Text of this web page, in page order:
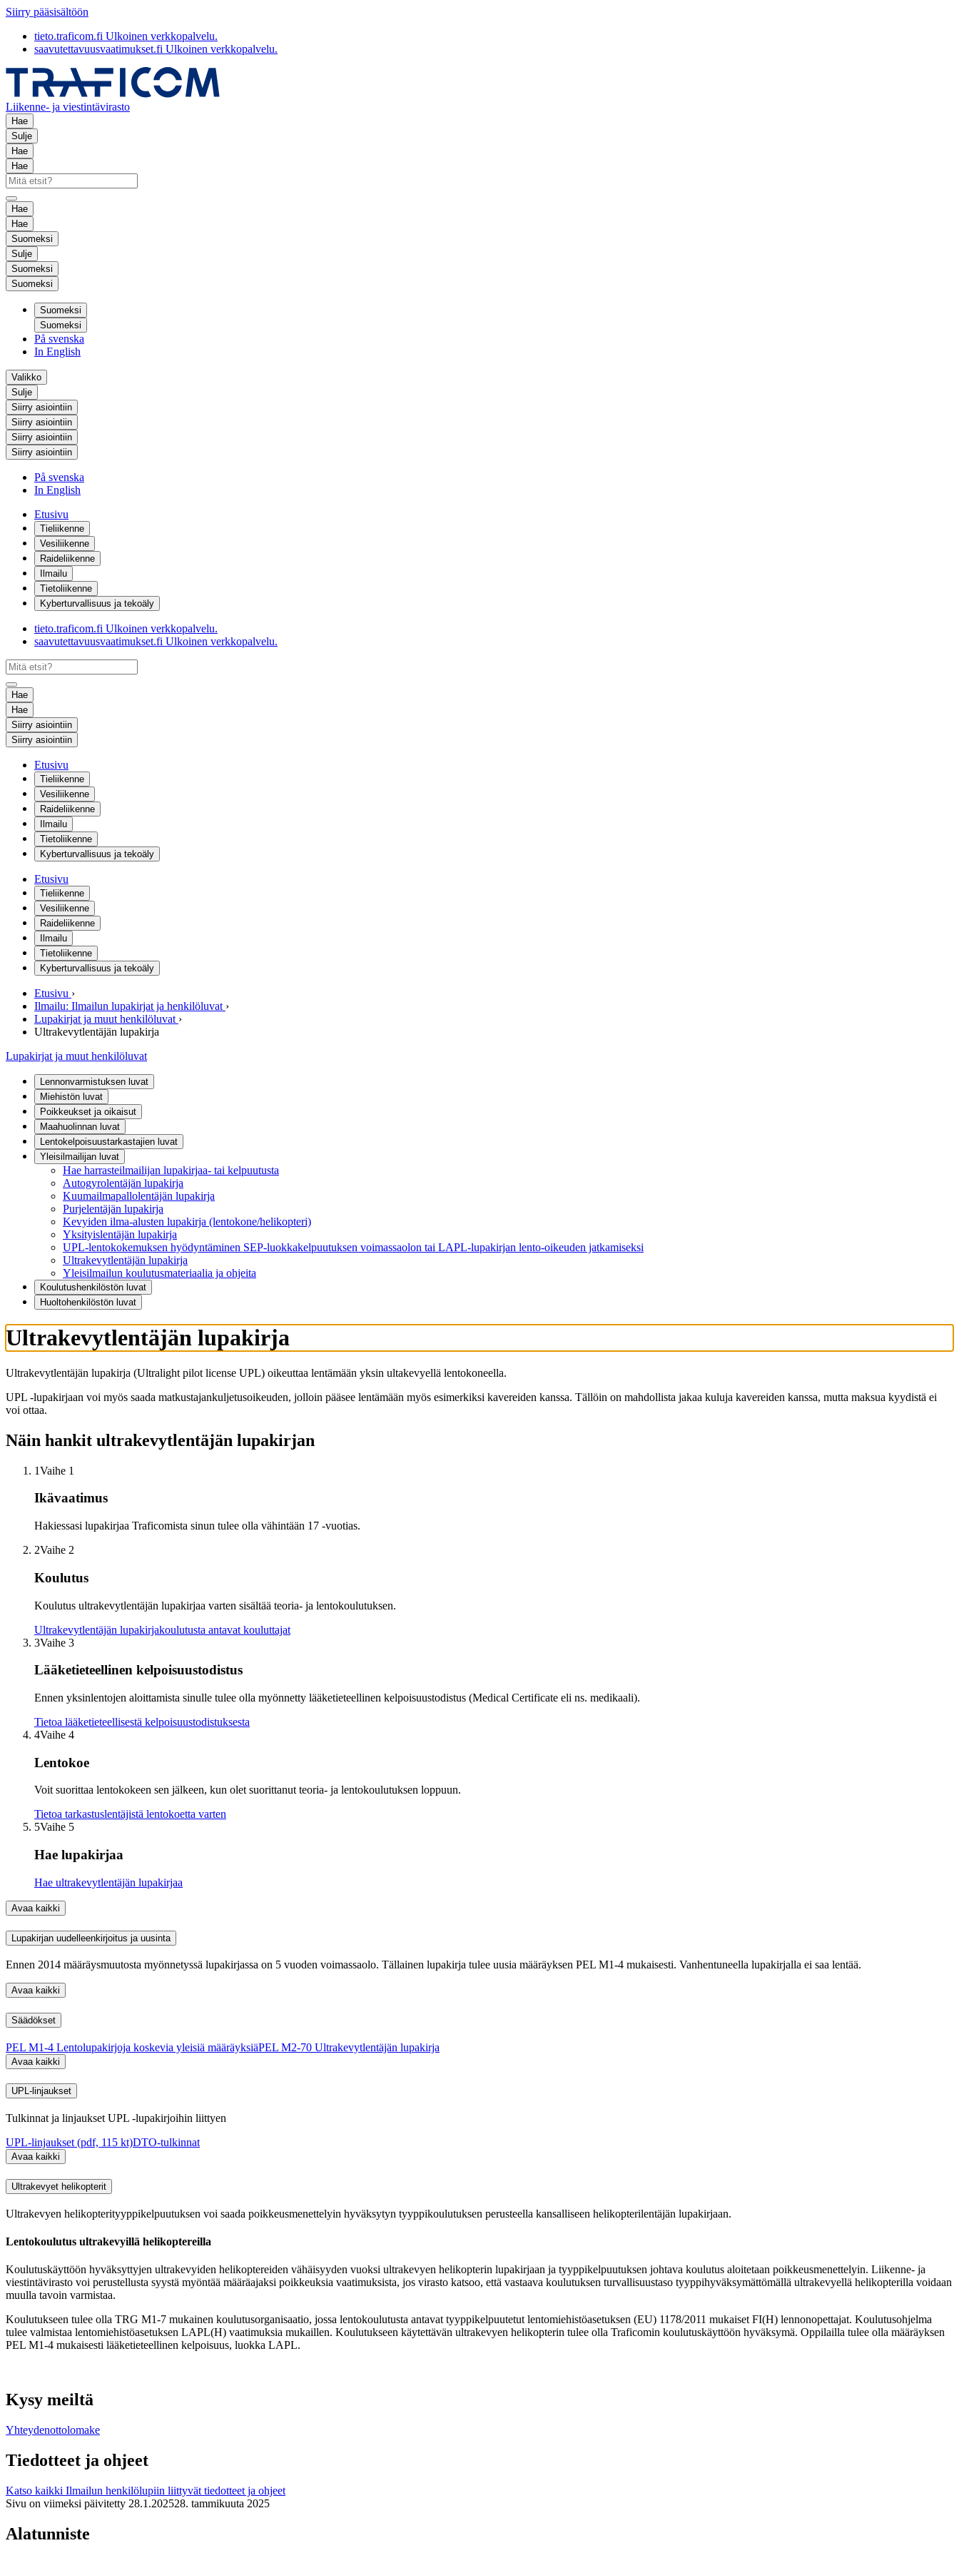
Siirry pääsisältöön
tieto.traficom.fi Ulkoinen verkkopalvelu.
saavutettavuusvaatimukset.fi Ulkoinen verkkopalvelu.
Liikenne- ja viestintävirasto
Hae
Sulje
Hae
Hae
Hae
Hae
Suomeksi
Sulje
Suomeksi
Suomeksi
Suomeksi
Suomeksi
På svenska
In English
Valikko
Sulje
Siirry asiointiin
Siirry asiointiin
Siirry asiointiin
Siirry asiointiin
På svenska
In English
Etusivu
Tieliikenne
Vesiliikenne
Raideliikenne
Ilmailu
Tietoliikenne
Kyberturvallisuus ja tekoäly
tieto.traficom.fi Ulkoinen verkkopalvelu.
saavutettavuusvaatimukset.fi Ulkoinen verkkopalvelu.
Hae
Hae
Siirry asiointiin
Siirry asiointiin
Etusivu
Tieliikenne
Vesiliikenne
Raideliikenne
Ilmailu
Tietoliikenne
Kyberturvallisuus ja tekoäly
Etusivu
Tieliikenne
Vesiliikenne
Raideliikenne
Ilmailu
Tietoliikenne
Kyberturvallisuus ja tekoäly
Etusivu ›
Ilmailu: Ilmailun lupakirjat ja henkilöluvat ›
Lupakirjat ja muut henkilöluvat ›
Ultrakevytlentäjän lupakirja
Lupakirjat ja muut henkilöluvat
Lennonvarmistuksen luvat
Miehistön luvat
Poikkeukset ja oikaisut
Maahuolinnan luvat
Lentokelpoisuustarkastajien luvat
Yleisilmailijan luvat
Hae harrasteilmailijan lupakirjaa- tai kelpuutusta
Autogyrolentäjän lupakirja
Kuumailmapallolentäjän lupakirja
Purjelentäjän lupakirja
Kevyiden ilma-alusten lupakirja (lentokone/helikopteri)
Yksityislentäjän lupakirja
UPL-lentokokemuksen hyödyntäminen SEP-luokkakelpuutuksen voimassaolon tai LAPL-lupakirjan lento-oikeuden jatkamiseksi
Ultrakevytlentäjän lupakirja
Yleisilmailun koulutusmateriaalia ja ohjeita
Koulutushenkilöstön luvat
Huoltohenkilöstön luvat
Ultrakevytlentäjän lupakirja
Ultrakevytlentäjän lupakirja (Ultralight pilot license UPL) oikeuttaa lentämään yksin ultakevyellä lentokoneella.
UPL -lupakirjaan voi myös saada matkustajankuljetusoikeuden, jolloin pääsee lentämään myös esimerkiksi kavereiden kanssa. Tällöin on mahdollista jakaa kuluja kavereiden kanssa, mutta maksua kyydistä ei
voi ottaa.
Näin hankit ultrakevytlentäjän lupakirjan
1Vaihe 1
Ikävaatimus
Hakiessasi lupakirjaa Traficomista sinun tulee olla vähintään 17 -vuotias.
2Vaihe 2
Koulutus
Koulutus ultrakevytlentäjän lupakirjaa varten sisältää teoria- ja lentokoulutuksen.
Ultrakevytlentäjän lupakirjakoulutusta antavat kouluttajat
3Vaihe 3
Lääketieteellinen kelpoisuustodistus
Ennen yksinlentojen aloittamista sinulle tulee olla myönnetty lääketieteellinen kelpoisuustodistus (Medical Certificate eli ns. medikaali).
Tietoa lääketieteellisestä kelpoisuustodistuksesta
4Vaihe 4
Lentokoe
Voit suorittaa lentokokeen sen jälkeen, kun olet suorittanut teoria- ja lentokoulutuksen loppuun.
Tietoa tarkastuslentäjistä lentokoetta varten
5Vaihe 5
Hae lupakirjaa
Hae ultrakevytlentäjän lupakirjaa
Avaa kaikki
Lupakirjan uudelleenkirjoitus ja uusinta
Ennen 2014 määräysmuutosta myönnetyssä lupakirjassa on 5 vuoden voimassaolo. Tällainen lupakirja tulee uusia määräyksen PEL M1-4 mukaisesti. Vanhentuneella lupakirjalla ei saa lentää.
Avaa kaikki
Säädökset
PEL M1-4 Lentolupakirjoja koskevia yleisiä määräyksiäPEL M2-70 Ultrakevytlentäjän lupakirja
Avaa kaikki
UPL-linjaukset
Tulkinnat ja linjaukset UPL -lupakirjoihin liittyen
UPL-linjaukset (pdf, 115 kt)DTO-tulkinnat
Avaa kaikki
Ultrakevyet helikopterit
Ultrakevyen helikopterityyppikelpuutuksen voi saada poikkeusmenettelyin hyväksytyn tyyppikoulutuksen perusteella kansalliseen helikopterilentäjän lupakirjaan.
Lentokoulutus ultrakevyillä helikoptereilla
Koulutuskäyttöön hyväksyttyjen ultrakevyiden helikoptereiden vähäisyyden vuoksi ultrakevyen helikopterin lupakirjaan ja tyyppikelpuutuksen johtava koulutus aloitetaan poikkeusmenettelyin. Liikenne- ja
viestintävirasto voi perustellusta syystä myöntää määräajaksi poikkeuksia vaatimuksista, jos virasto katsoo, että vastaava koulutuksen turvallisuustaso tyyppihyväksymättömällä ultrakevyellä helikopterilla voidaan
muulla tavoin varmistaa.
Koulutukseen tulee olla TRG M1-7 mukainen koulutusorganisaatio, jossa lentokoulutusta antavat tyyppikelpuutetut lentomiehistöasetuksen (EU) 1178/2011 mukaiset FI(H) lennonopettajat. Koulutusohjelma
tulee valmistaa lentomiehistöasetuksen LAPL(H) vaatimuksia mukaillen. Koulutukseen käytettävän ultrakevyen helikopterin tulee olla Traficomin koulutuskäyttöön hyväksymä. Oppilailla tulee olla määräyksen
PEL M1-4 mukaisesti lääketieteellinen kelpoisuus, luokka LAPL.
Kysy meiltä
Yhteydenottolomake
Tiedotteet ja ohjeet
Katso kaikki Ilmailun henkilölupiin liittyvät tiedotteet ja ohjeet
Sivu on viimeksi päivitetty 28.1.202528. tammikuuta 2025
Alatunniste